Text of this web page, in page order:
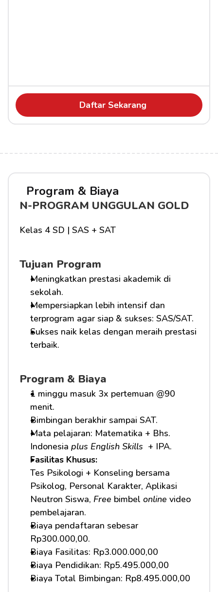
Daftar Sekarang
Program & Biaya
N-PROGRAM UNGGULAN GOLD
Kelas 4 SD | SAS + SAT
Tujuan Program
Meningkatkan prestasi akademik di
sekolah.
Mempersiapkan lebih intensif dan
terprogram agar siap & sukses: SAS/SAT.
Sukses naik kelas dengan meraih prestasi
terbaik.
Program & Biaya
1 minggu masuk 3x pertemuan @90
menit.
Bimbingan berakhir sampai SAT.
Mata pelajaran: Matematika + Bhs.
Indonesia plus English Skills + IPA.
Fasilitas Khusus:
Tes Psikologi + Konseling bersama
Psikolog, Personal Karakter, Aplikasi
Neutron Siswa, Free bimbel online video
pembelajaran.
Biaya pendaftaran sebesar
Rp300.000,00.
Biaya Fasilitas: Rp3.000.000,00
Biaya Pendidikan: Rp5.495.000,00
Biaya Total Bimbingan: Rp8.495.000,00